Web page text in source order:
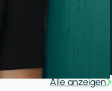
Alle anzeigen